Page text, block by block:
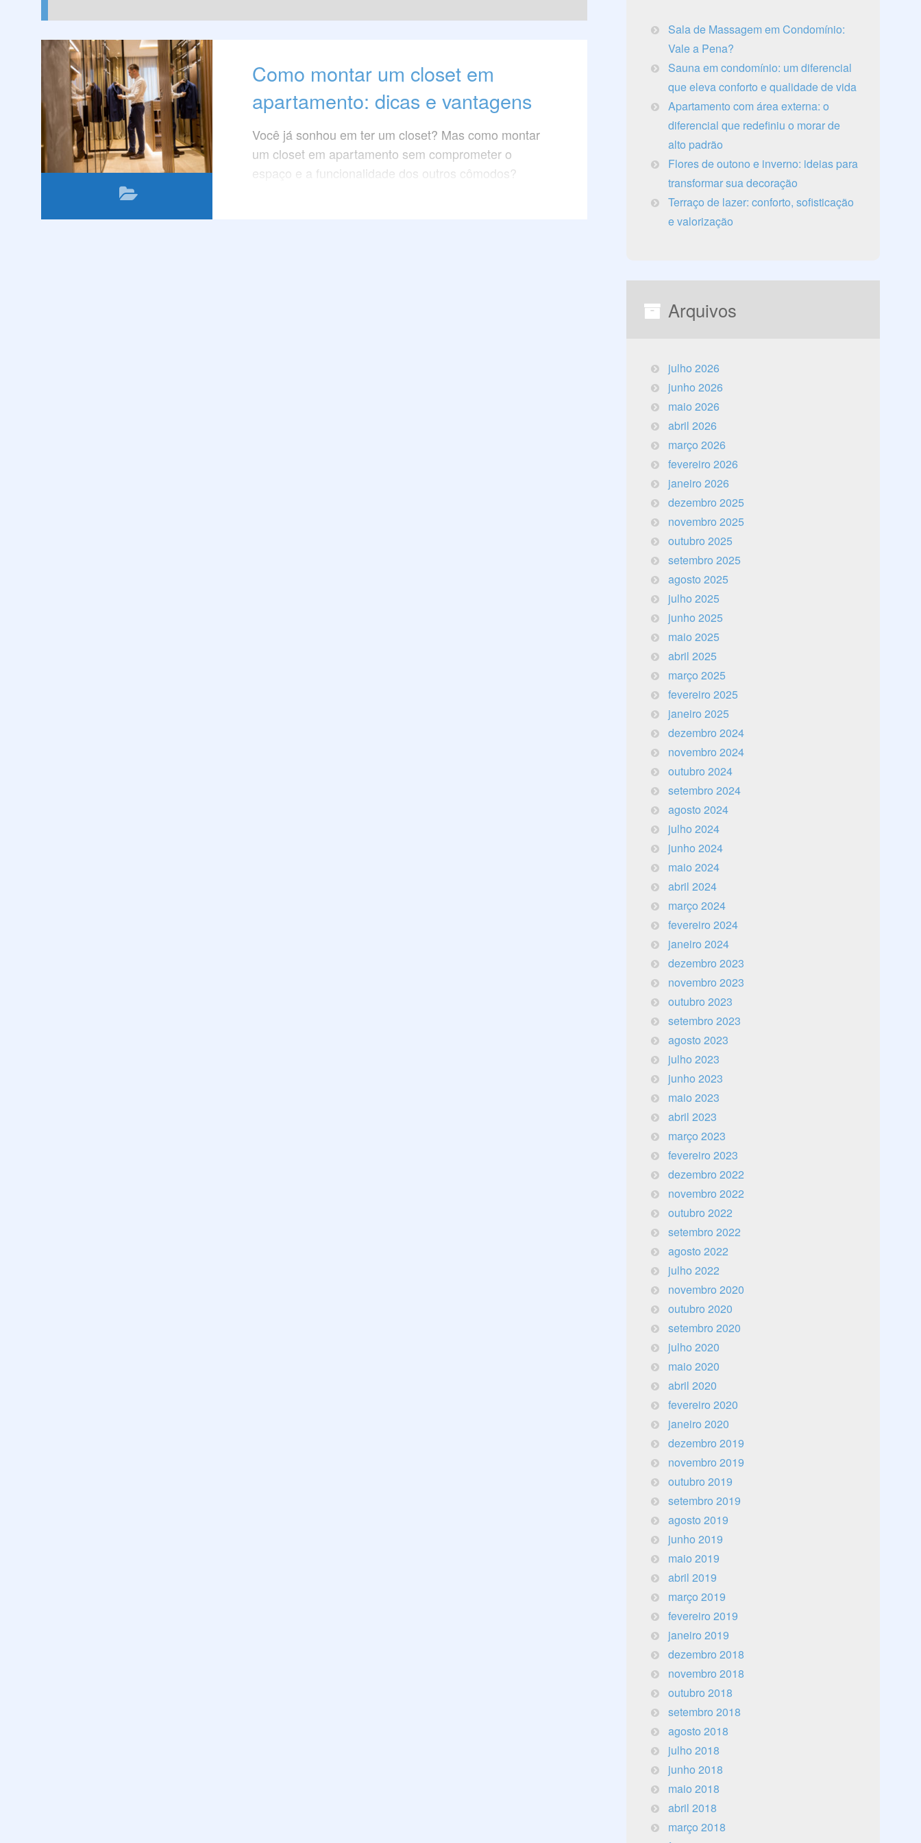
Como montar um closet em
apartamento: dicas e vantagens
Você já sonhou em ter um closet? Mas como montar
um closet em apartamento sem comprometer o
espaço e a funcionalidade dos outros cômodos?
Sala de Massagem em Condomínio:
Vale a Pena?
Sauna em condomínio: um diferencial
que eleva conforto e qualidade de vida
Apartamento com área externa: o
diferencial que redefiniu o morar de
alto padrão
Flores de outono e inverno: ideias para
transformar sua decoração
Terraço de lazer: conforto, sofisticação
e valorização
Arquivos
julho 2026
junho 2026
maio 2026
abril 2026
março 2026
fevereiro 2026
janeiro 2026
dezembro 2025
novembro 2025
outubro 2025
setembro 2025
agosto 2025
julho 2025
junho 2025
maio 2025
abril 2025
março 2025
fevereiro 2025
janeiro 2025
dezembro 2024
novembro 2024
outubro 2024
setembro 2024
agosto 2024
julho 2024
junho 2024
maio 2024
abril 2024
março 2024
fevereiro 2024
janeiro 2024
dezembro 2023
novembro 2023
outubro 2023
setembro 2023
agosto 2023
julho 2023
junho 2023
maio 2023
abril 2023
março 2023
fevereiro 2023
dezembro 2022
novembro 2022
outubro 2022
setembro 2022
agosto 2022
julho 2022
novembro 2020
outubro 2020
setembro 2020
julho 2020
maio 2020
abril 2020
fevereiro 2020
janeiro 2020
dezembro 2019
novembro 2019
outubro 2019
setembro 2019
agosto 2019
junho 2019
maio 2019
abril 2019
março 2019
fevereiro 2019
janeiro 2019
dezembro 2018
novembro 2018
outubro 2018
setembro 2018
agosto 2018
julho 2018
junho 2018
maio 2018
abril 2018
março 2018